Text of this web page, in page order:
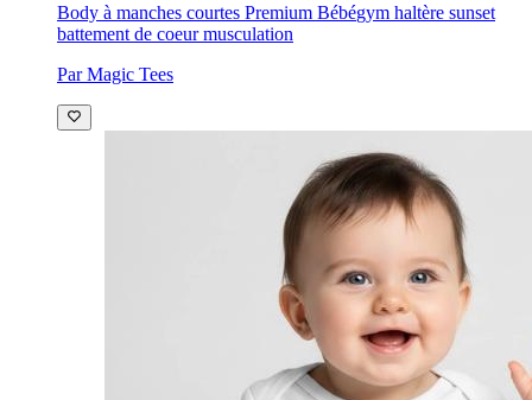
Body à manches courtes Premium Bébégym haltère sunset
battement de coeur musculation
Par Magic Tees